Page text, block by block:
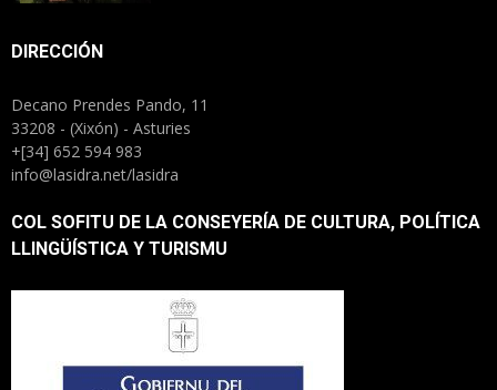
DIRECCIÓN
Decano Prendes Pando, 11
33208 - (Xixón) - Asturies
+[34] 652 594 983
info@lasidra.net/lasidra
COL SOFITU DE LA CONSEYERÍA DE CULTURA, POLÍTICA
LLINGÜÍSTICA Y TURISMU